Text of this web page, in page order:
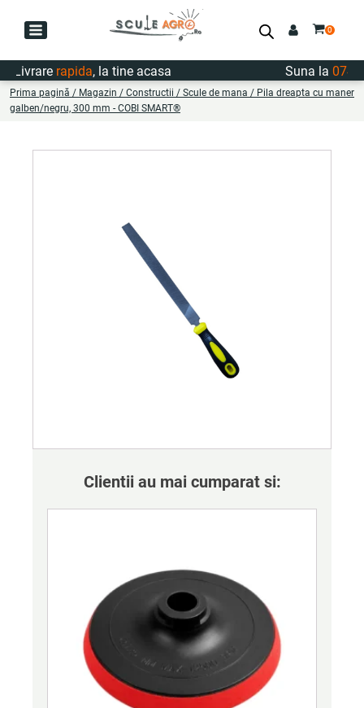
rapida, la tine acasa Suna la
Prima pagină / Magazin / Constructii / Scule de mana / Pila dreapta cu maner
galben/negru, 300 mm - COBI SMART®
Clientii au mai cumparat si: